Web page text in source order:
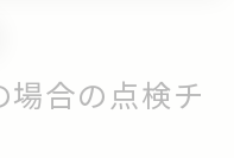
合の点検チ
ださい